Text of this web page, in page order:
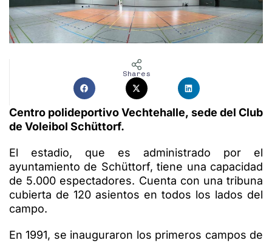
Shares
Centro polideportivo Vechtehalle, sede del Club
de Voleibol Schüttorf.
El estadio, que es administrado por el
ayuntamiento de Schüttorf, tiene una capacidad
de 5.000 espectadores. Cuenta con una tribuna
cubierta de 120 asientos en todos los lados del
campo.
En 1991, se inauguraron los primeros campos de